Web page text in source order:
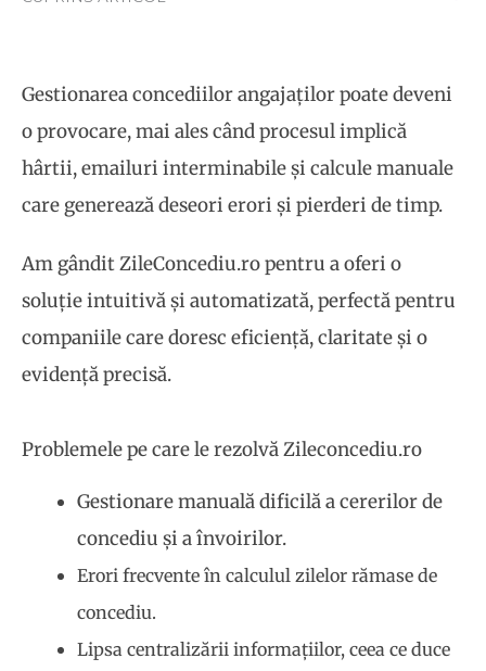
Gestionarea concediilor angajaților poate deveni
o provocare, mai ales când procesul implică
hârtii, emailuri interminabile și calcule manuale
care generează deseori erori și pierderi de timp.
Am gândit ZileConcediu.ro pentru a oferi o
soluție intuitivă și automatizată, perfectă pentru
companiile care doresc eficiență, claritate și o
evidență precisă.
Problemele pe care le rezolvă Zileconcediu.ro
Gestionare manuală dificilă a cererilor de
concediu și a învoirilor.
Erori frecvente în calculul zilelor rămase de
concediu.
Lipsa centralizării informațiilor, ceea ce duce